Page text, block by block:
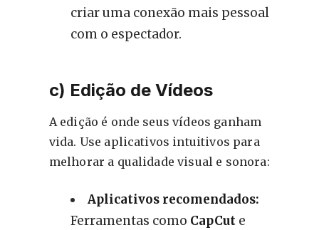
criar uma conexão mais pessoal
com o espectador.
c) Edição de Vídeos
A edição é onde seus vídeos ganham
vida. Use aplicativos intuitivos para
melhorar a qualidade visual e sonora:
Aplicativos recomendados:
Ferramentas como CapCute